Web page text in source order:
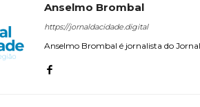
Anselmo Brombal
https://jornaldacidade.digital
Anselmo Brombal é jornalista do